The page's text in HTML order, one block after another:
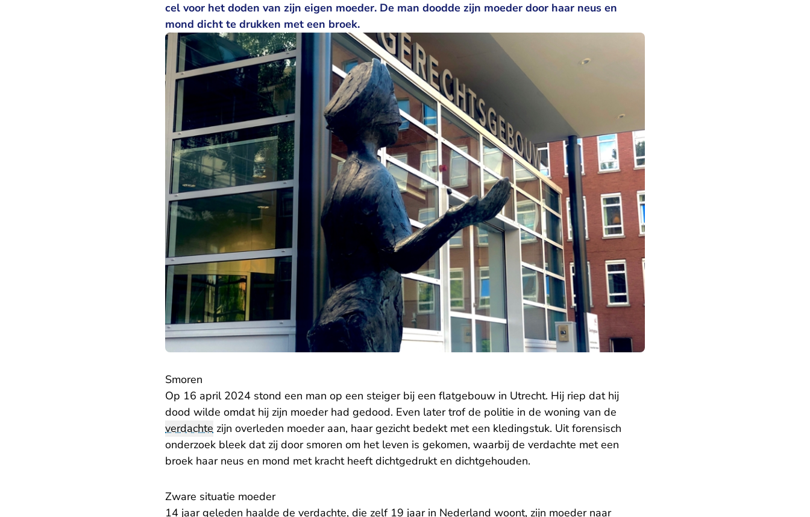
cel voor het doden van zijn eigen moeder. De man doodde zijn moeder door haar neus en
mond dicht te drukken met een broek.
Smoren
Op 16 april 2024 stond een man op een steiger bij een flatgebouw in Utrecht. Hij riep dat hij
dood wilde omdat hij zijn moeder had gedood. Even later trof de politie in de woning van de
verdachte zijn overleden moeder aan, haar gezicht bedekt met een kledingstuk. Uit forensisch
onderzoek bleek dat zij door smoren om het leven is gekomen, waarbij de verdachte met een
broek haar neus en mond met kracht heeft dichtgedrukt en dichtgehouden.
Zware situatie moeder
14 jaar geleden haalde de verdachte, die zelf 19 jaar in Nederland woont, zijn moeder naar